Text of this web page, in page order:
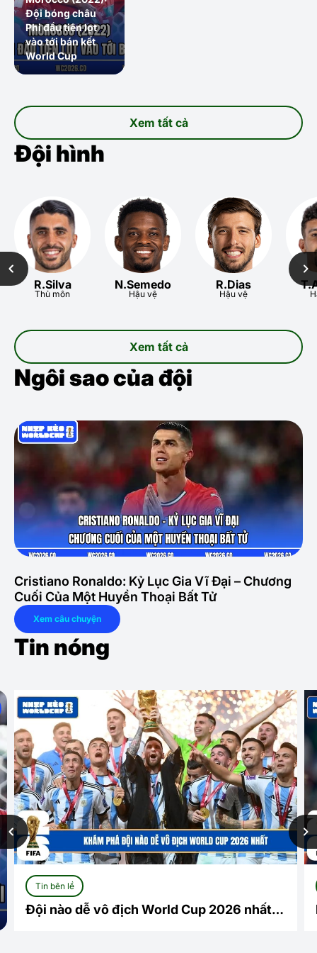
Xem tất cả
Đội bóng châu
Phi đầu tiên lọt
vào tới bán kết
World Cup
Đội hình
Xem tất cả
R.Silva
Thủ môn
N.Semedo
Hậu vệ
R.Dias
Hậu vệ
Ngôi sao của đội
Cristiano Ronaldo: Kỷ Lục Gia Vĩ Đại – Chương
Cuối Của Một Huyền Thoại Bất Tử
Xem câu chuyện
Tin nóng
Tin bên lề
Đội nào dễ vô địch World Cup 2026 nhất?